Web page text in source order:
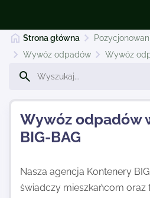
Dodaj stronę
Najnowsze
Strona główna
Wywóz odpadów
Wywóz
Wywóz odpadów
BIG-BAG
Nasza agencja Kontenery
świadczy mieszkańcom oraz